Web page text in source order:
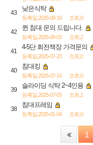
43
낮은식탁
등록일,2025-08-19 조회,0
42
퀸 침대 문의 드립니다.
등록일,2025-08-03 조회,2
41
4-5단 회전책장 가격문의
등록일,2025-07-23 조회,0
40
침대킹
등록일,2025-07-14 조회,0
39
슬라이딩 식탁 2~4인용
등록일,2025-07-03 조회,1
38
침대프레임
등록일,2025-01-04 조회,0
1